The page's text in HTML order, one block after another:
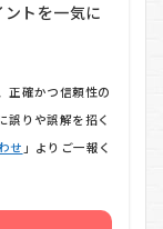
トを一気に
正確かつ信頼性の
誤りや誤解を招く
せ 」よりご一報く